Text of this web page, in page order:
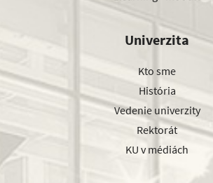
Univerzita
Kto sme
História
Vedenie univerzity
Rektorát
KU v médiách